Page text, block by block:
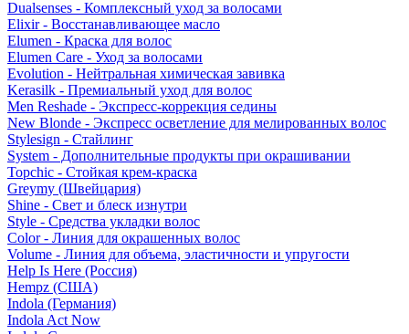
Dualsenses - Комплексный уход за волосами
Elixir - Восстанавливающее масло
Elumen - Краска для волос
Elumen Care - Уход за волосами
Evolution - Нейтральная химическая завивка
Kerasilk - Премиальный уход для волос
Men Reshade - Экспресс-коррекция седины
New Blonde - Экспресс осветление для мелированных волос
Stylesign - Стайлинг
System - Дополнительные продукты при окрашивании
Topchic - Стойкая крем-краска
Greymy (Швейцария)
Shine - Свет и блеск изнутри
Style - Средства укладки волос
Color - Линия для окрашенных волос
Volume - Линия для объема, эластичности и упругости
Help Is Here (Россия)
Hempz (США)
Indola (Германия)
Indola Act Now